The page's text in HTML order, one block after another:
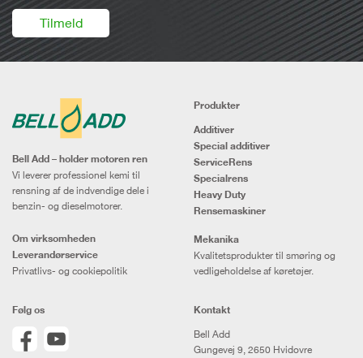
Tilmeld
Bell Add – holder motoren ren
Vi leverer professionel kemi til
rensning af de indvendige dele i
benzin- og dieselmotorer.
Om virksomheden
Leverandørservice
Privatlivs- og cookiepolitik
Produkter
Additiver
Special additiver
ServiceRens
Specialrens
Heavy Duty
Rensemaskiner
Mekanika
Kvalitetsprodukter til smøring og
vedligeholdelse af køretøjer.
Følg os Kontakt
Bell Add
Gungevej 9, 2650 Hvidovre